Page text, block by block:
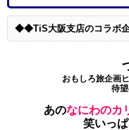
◆◆TiS大阪支店のコラボ
おもしろ旅企画
待
あのなにわのカ
笑いっ